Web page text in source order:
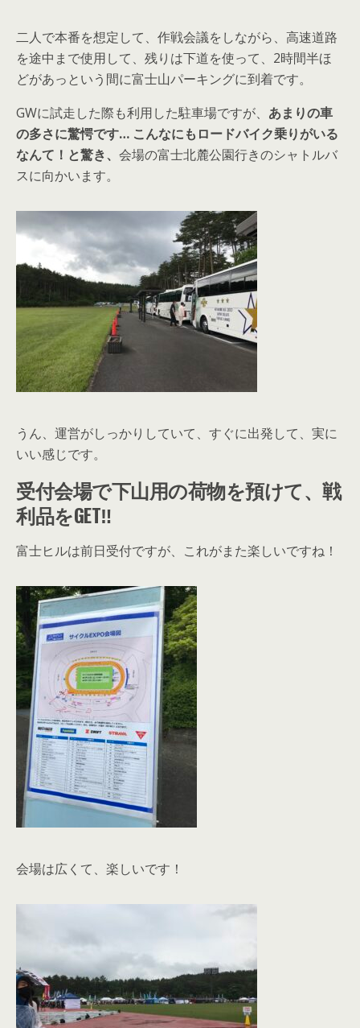
二人で本番を想定して、作戦会議をしながら、高速道路
を途中まで使用して、残りは下道を使って、2時間半ほ
どがあっという間に富士山パーキングに到着です。
GWに試走した際も利用した駐車場ですが、 あまりの車
の多さに驚愕です… こんなにもロードバイク乗りがいる
なんて！と驚き、 会場の富士北麓公園行きのシャトルバ
スに向かいます。
うん、運営がしっかりしていて、すぐに出発して、実に
いい感じです。
受付会場で下山用の荷物を預けて、戦
利品をGET‼
富士ヒルは前日受付ですが、これがまた楽しいですね！
会場は広くて、楽しいです！